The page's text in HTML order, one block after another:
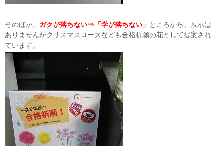
そのほか、 ガクが落ちない⇒「学が落ちない」 ところから、展示は
ありませんがクリスマスローズなども合格祈願の花として提案され
ています。